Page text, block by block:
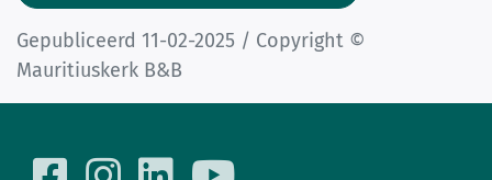
Gepubliceerd 11-02-2025 / Copyright ©
Mauritiuskerk B&B